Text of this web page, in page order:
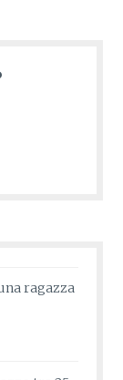
ragazza